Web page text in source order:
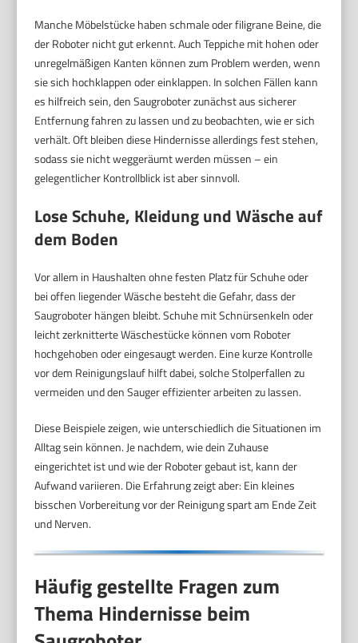
Manche Möbelstücke haben schmale oder filigrane Beine, die
der Roboter nicht gut erkennt. Auch Teppiche mit hohen oder
unregelmäßigen Kanten können zum Problem werden, wenn
sie sich hochklappen oder einklappen. In solchen Fällen kann
es hilfreich sein, den Saugroboter zunächst aus sicherer
Entfernung fahren zu lassen und zu beobachten, wie er sich
verhält. Oft bleiben diese Hindernisse allerdings fest stehen,
sodass sie nicht weggeräumt werden müssen – ein
gelegentlicher Kontrollblick ist aber sinnvoll.
Lose Schuhe, Kleidung und Wäsche auf
dem Boden
Vor allem in Haushalten ohne festen Platz für Schuhe oder
bei offen liegender Wäsche besteht die Gefahr, dass der
Saugroboter hängen bleibt. Schuhe mit Schnürsenkeln oder
leicht zerknitterte Wäschestücke können vom Roboter
hochgehoben oder eingesaugt werden. Eine kurze Kontrolle
vor dem Reinigungslauf hilft dabei, solche Stolperfallen zu
vermeiden und den Sauger effizienter arbeiten zu lassen.
Diese Beispiele zeigen, wie unterschiedlich die Situationen im
Alltag sein können. Je nachdem, wie dein Zuhause
eingerichtet ist und wie der Roboter gebaut ist, kann der
Aufwand variieren. Die Erfahrung zeigt aber: Ein kleines
bisschen Vorbereitung vor der Reinigung spart am Ende Zeit
und Nerven.
Häufig gestellte Fragen zum
Thema Hindernisse beim